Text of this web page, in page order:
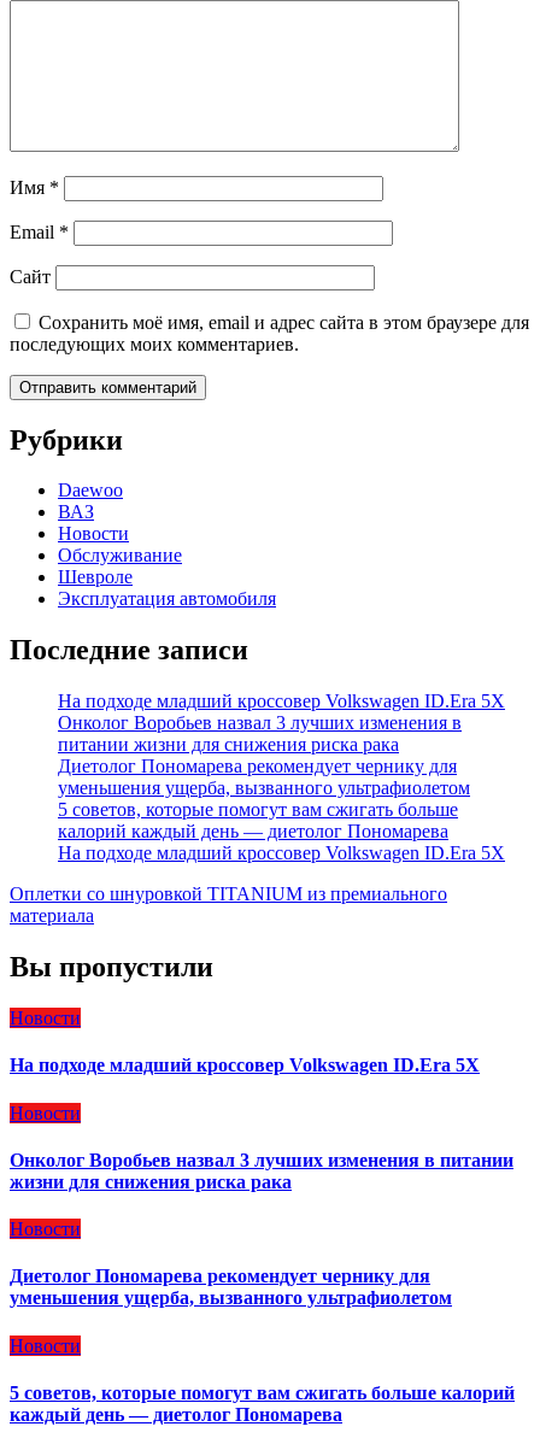
Имя *
Email *
Сайт
Сохранить моё имя, email и адрес сайта в этом браузере для
последующих моих комментариев.
Рубрики
Daewoo
ВАЗ
Новости
Обслуживание
Шевроле
Эксплуатация автомобиля
Последние записи
На подходе младший кроссовер Volkswagen ID.Era 5X
Онколог Воробьев назвал 3 лучших изменения в
питании жизни для снижения риска рака
Диетолог Пономарева рекомендует чернику для
уменьшения ущерба, вызванного ультрафиолетом
5 советов, которые помогут вам сжигать больше
калорий каждый день — диетолог Пономарева
На подходе младший кроссовер Volkswagen ID.Era 5X
Оплетки со шнуровкой TITANIUM из премиального
материала
Вы пропустили
Новости
На подходе младший кроссовер Volkswagen ID.Era 5X
Новости
Онколог Воробьев назвал 3 лучших изменения в питании
жизни для снижения риска рака
Новости
Диетолог Пономарева рекомендует чернику для
уменьшения ущерба, вызванного ультрафиолетом
Новости
5 советов, которые помогут вам сжигать больше калорий
каждый день — диетолог Пономарева